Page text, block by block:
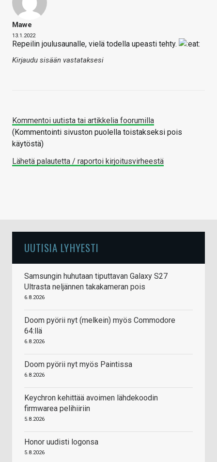
Mawe
13.1.2022
Repeilin joulusaunalle, vielä todella upeasti tehty.
Kirjaudu sisään vastataksesi
Kommentoi uutista tai artikkelia foorumilla
(Kommentointi sivuston puolella toistakseksi pois
käytöstä)
Lähetä palautetta / raportoi kirjoitusvirheestä
UUTISIA LYHYESTI
Samsungin huhutaan tiputtavan Galaxy S27
Ultrasta neljännen takakameran pois
6.8.2026
Doom pyörii nyt (melkein) myös Commodore
64:llä
6.8.2026
Doom pyörii nyt myös Paintissa
6.8.2026
Keychron kehittää avoimen lähdekoodin
firmwarea pelihiiriin
5.8.2026
Honor uudisti logonsa
5.8.2026